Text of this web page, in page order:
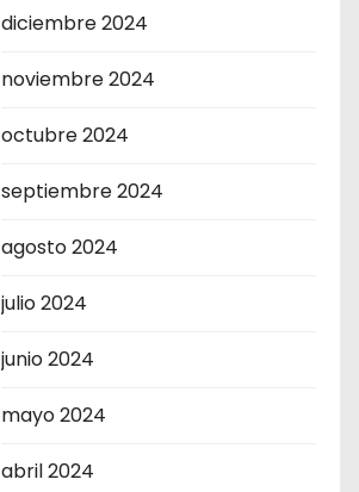
diciembre 2024
noviembre 2024
octubre 2024
septiembre 2024
agosto 2024
julio 2024
junio 2024
mayo 2024
abril 2024